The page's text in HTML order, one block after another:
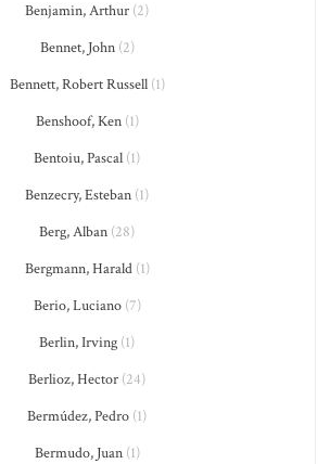
Benjamin, Arthur (2)
Bennet, John(2)
Bennett, Robert Russell(1)
Benshoof, Ken(1)
Bentoiu, Pascal (1)
Benzecry, Esteban (1)
Berg, Alban (28)
Bergmann, Harald(1)
Berio, Luciano(7)
Berlin, Irving (1)
Berlioz, Hector (24)
Bermúdez, Pedro (1)
Bermudo, Juan(1)